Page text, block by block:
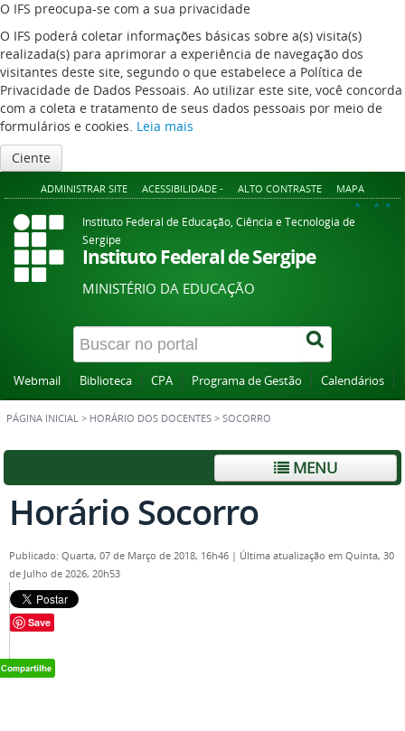
O IFS preocupa-se com a sua privacidade
O IFS poderá coletar informações básicas sobre a(s) visita(s)
realizada(s) para aprimorar a experiência de navegação dos
visitantes deste site, segundo o que estabelece a Política de
Privacidade de Dados Pessoais. Ao utilizar este site, você concorda
com a coleta e tratamento de seus dados pessoais por meio de
formulários e cookies. Leia mais
Ciente
ADMINISTRAR SITE ACESSIBILIDADE - ALTO CONTRASTE MAPA
A+ A A-
Instituto Federal de Educação, Ciência e Tecnologia de
Sergipe
Instituto Federal de Sergipe
MINISTÉRIO DA EDUCAÇÃO
Webmail Biblioteca CPA Programa de Gestão Calendários
PÁGINA INICIAL > HORÁRIO DOS DOCENTES > SOCORRO
MENU
Horário Socorro
Publicado: Quarta, 07 de Março de 2018, 16h46 | Última atualização em Quinta, 30
de Julho de 2026, 20h53
Save